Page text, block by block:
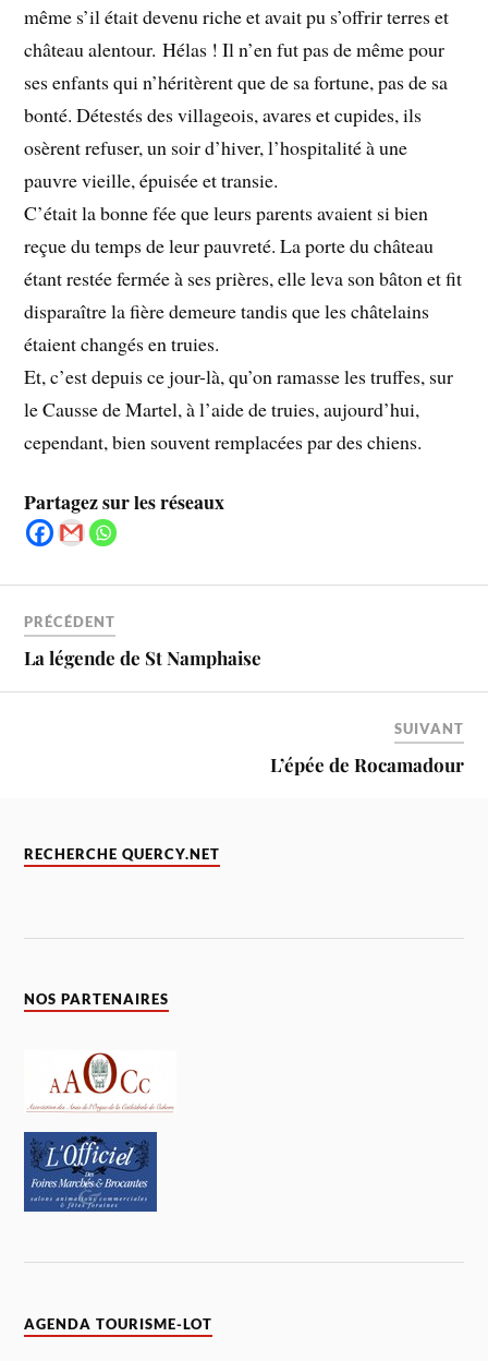
même s’il était devenu riche et avait pu s’offrir terres et
château alentour. Hélas ! Il n’en fut pas de même pour
ses enfants qui n’héritèrent que de sa fortune, pas de sa
bonté. Détestés des villageois, avares et cupides, ils
osèrent refuser, un soir d’hiver, l’hospitalité à une
pauvre vieille, épuisée et transie.
C’était la bonne fée que leurs parents avaient si bien
reçue du temps de leur pauvreté. La porte du château
étant restée fermée à ses prières, elle leva son bâton et fit
disparaître la fière demeure tandis que les châtelains
étaient changés en truies.
Et, c’est depuis ce jour-là, qu’on ramasse les truffes, sur
le Causse de Martel, à l’aide de truies, aujourd’hui,
cependant, bien souvent remplacées par des chiens.
Partagez sur les réseaux
PRÉCÉDENT
La légende de St Namphaise
SUIVANT
L’épée de Rocamadour
RECHERCHE QUERCY.NET
NOS PARTENAIRES
AGENDA TOURISME-LOT